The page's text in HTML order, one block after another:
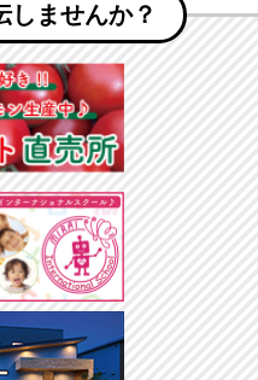
しませんか？